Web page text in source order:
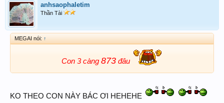
anhsaophaletim
Thần Tài
MEGAI nói: ↑
Con 3 càng 873 đâu
KO THEO CON NÀY BÁC ƠI HEHEHE